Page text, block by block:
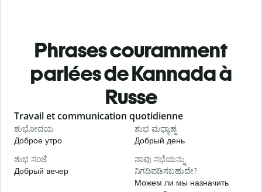
Phrases couramment
parlées de Kannada à
Russe
Slide 1 of 6
Travail et communication quotidienne
ಶುಭೋದಯ
Доброе утро
ಶುಭ ಮಧ್ಯಾಹ್ನ
Добрый день
ಶುಭ ಸಂಜೆ
Добрый вечер
ನಾವು ಸಭೆಯನ್ನು
ನಿಗದಿಪಡಿಸಬಹುದೇ?
Можем ли мы назначить